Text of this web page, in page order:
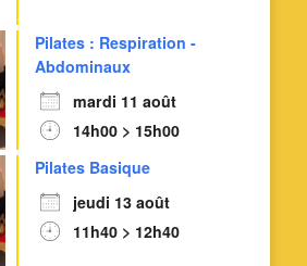
Pilates : Respiration -
Abdominaux
mardi 11 août
14h00 > 15h00
Pilates Basique
jeudi 13 août
11h40 > 12h40